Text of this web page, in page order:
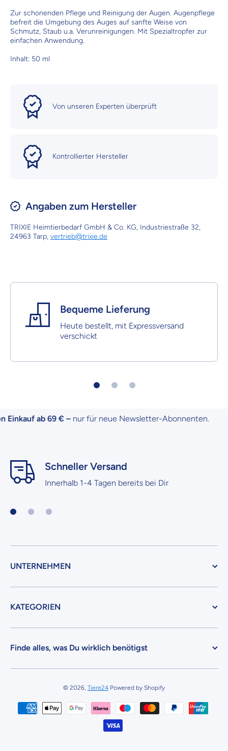
Zur schonenden Pflege und Reinigung der Augen. Augenpflege
befreit die Umgebung des Auges auf sanfte Weise von
Schmutz, Staub u.a. Verunreinigungen. Mit Spezialtropfer zur
einfachen Anwendung.
Inhalt: 50 ml
Von unseren Experten überprüft
Kontrollierter Hersteller
Angaben zum Hersteller
TRIXIE Heimtierbedarf GmbH & Co. KG, Industriestraße 32,
24963 Tarp, vertrieb@trixie.de
Bequeme Lieferung
Heute bestellt, mit Expressversand
verschickt
ab 69 € –nur für neue Newsletter-Abonnenten.
Schneller Versand
Innerhalb 1-4 Tagen bereits bei Dir
UNTERNEHMEN
KATEGORIEN
Finde alles, was Du wirklich benötigst
© 2026, Tiere24 Powered by Shopify
Zahlungsmethoden